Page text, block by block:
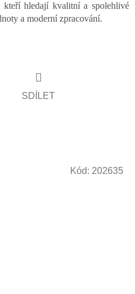
hledají kvalitní a spolehlivé
a moderní zpracování.
SDÍLET
Kód: 202635